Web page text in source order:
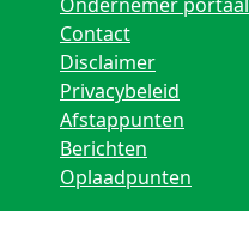
Contact
Disclaimer
Privacybeleid
Afstappunten
Berichten
Oplaadpunten